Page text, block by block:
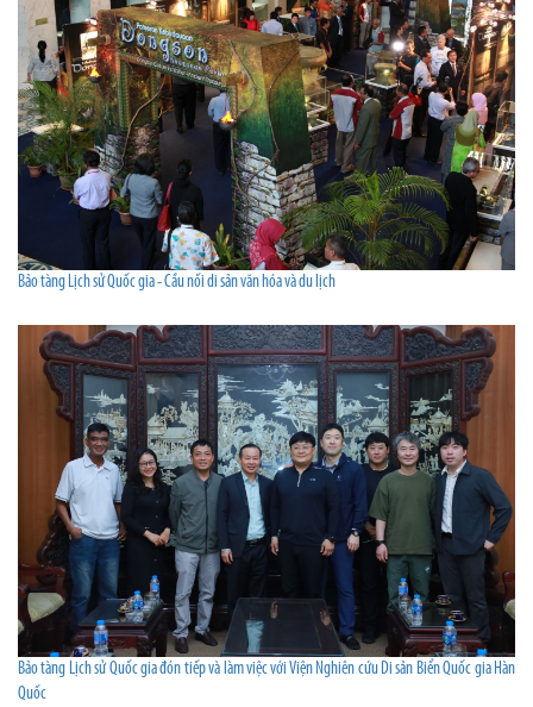
Bảo tàng Lịch sử Quốc gia - Cầu nối di sản văn hóa và du lịch
Bảo tàng Lịch sử Quốc gia đón tiếp và làm việc với Viện Nghiên cứu Di sản Biển Quốc gia Hàn
Quốc